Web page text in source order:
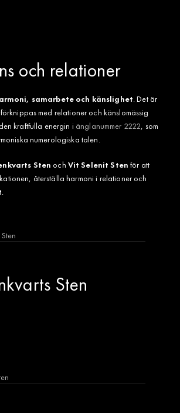
och relationer
samarbete och känslighet. Det är
förknippas med relationer och känslomässig
kraftfulla energin i änglanummer 2222, som
numerologiska talen.
Sten och Vit Selenit Sten för att
återställa harmoni i relationer och
Sten